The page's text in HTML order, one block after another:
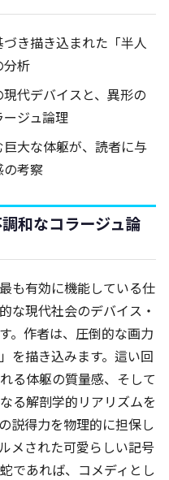
き描き込まれた「半人
分析
代デバイスと、異形の
ジュ論理
大な体躯が、読者に与
の考察
和なコラージュ論
も有効に機能している仕
な現代社会のデバイス・
。作者は、圧倒的な画力
を描き込みます。這い回
る体躯の質量感、そして
る解剖学的リアリズムを
説得力を物理的に担保し
メされた可愛らしい記号
であれば、コメディとし